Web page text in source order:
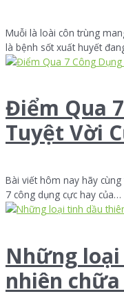
Muỗi là loài côn trùng
là bệnh sốt xuất huyết
Điểm Qua
Tuyệt Vời
Bài viết hôm nay hãy
7 công dụng cực hay của…
Những
nhiên